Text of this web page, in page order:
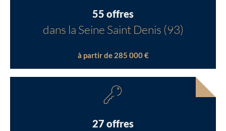
55 offres
dans la Seine Saint Denis (93)
à partir de 285 000 €
27 offres